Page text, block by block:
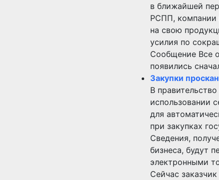
в ближайшей
РСПП, компании
на свою
усилия по
Сообщение Все
появились
Закупки
В
использовании
для
при закупках
Сведения,
бизнеса, будут
электронными
Сейчас